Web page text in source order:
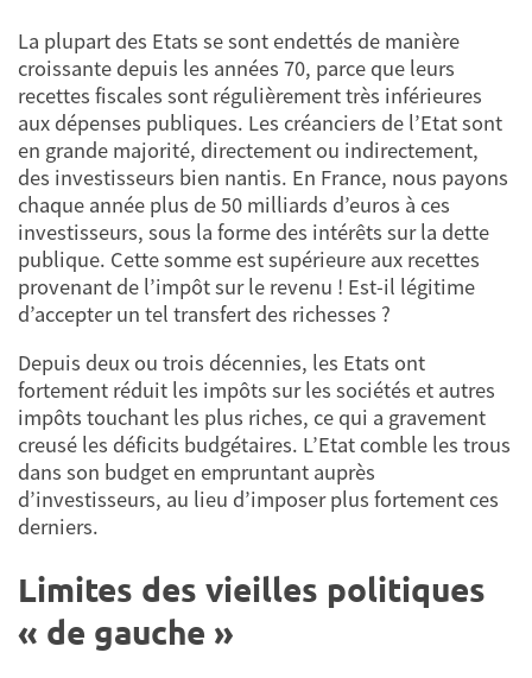
La plupart des Etats se sont endettés de manière
croissante depuis les années 70, parce que leurs
recettes fiscales sont régulièrement très inférieures
aux dépenses publiques. Les créanciers de l’Etat sont
en grande majorité, directement ou indirectement,
des investisseurs bien nantis. En France, nous payons
chaque année plus de 50 milliards d’euros à ces
investisseurs, sous la forme des intérêts sur la dette
publique. Cette somme est supérieure aux recettes
provenant de l’impôt sur le revenu ! Est-il légitime
d’accepter un tel transfert des richesses ?
Depuis deux ou trois décennies, les Etats ont
fortement réduit les impôts sur les sociétés et autres
impôts touchant les plus riches, ce qui a gravement
creusé les déficits budgétaires. L’Etat comble les trous
dans son budget en empruntant auprès
d’investisseurs, au lieu d’imposer plus fortement ces
derniers.
Limites des vieilles politiques
« de gauche »